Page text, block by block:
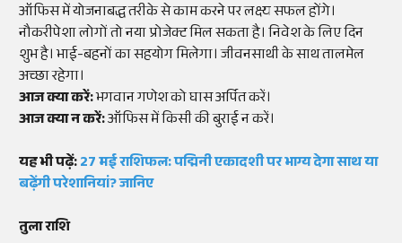
ऑफिस में योजनाबद्ध तरीके से काम करने पर लक्ष्य सफल होंगे।
नौकरीपेशा लोगों तो नया प्रोजेक्ट मिल सकता है। निवेश के लिए दिन
शुभ है। भाई-बहनों का सहयोग मिलेगा। जीवनसाथी के साथ तालमेल
अच्छा रहेगा।
आज क्या करें:भगवान गणेश को घास अर्पित करें।
आज क्या न करें:ऑफिस में किसी की बुराई न करें।
यह भी पढ़ें:27 मई राशिफल: पद्मिनी एकादशी पर भाग्य देगा साथ या
बढ़ेंगी परेशानियां? जानिए
तुला राशि